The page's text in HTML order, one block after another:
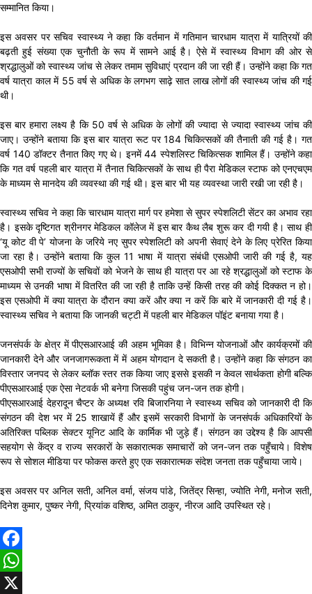
सम्मानित किया।
इस अवसर पर सचिव स्वास्थ्य ने कहा कि वर्तमान में गतिमान चारधाम यात्रा में यात्रियों की
बढ़ती हुई संख्या एक चुनौती के रूप में सामने आई है। ऐसे में स्वास्थ्य विभाग की ओर से
श्रद्धालुओं को स्वास्थ्य जांच से लेकर तमाम सुविधाएं प्रदान की जा रही हैं। उन्होंने कहा कि गत
वर्ष यात्रा काल में 55 वर्ष से अधिक के लगभग साढ़े सात लाख लोगों की स्वास्थ्य जांच की गई
थी।
इस बार हमारा लक्ष्य है कि 50 वर्ष से अधिक के लोगों की ज्यादा से ज्यादा स्वास्थ्य जांच की
जाए। उन्होंने बताया कि इस बार यात्रा रूट पर 184 चिकित्सकों की तैनाती की गई है। गत
वर्ष 140 डॉक्टर तैनात किए गए थे। इनमें 44 स्पेशलिस्ट चिकित्सक शामिल हैं। उन्होंने कहा
कि गत वर्ष पहली बार यात्रा में तैनात चिकित्सकों के साथ ही पैरा मेडिकल स्टाफ को एनएचएम
के माध्यम से मानदेय की व्यवस्था की गई थी। इस बार भी यह व्यवस्था जारी रखी जा रही है।
स्वास्थ्य सचिव ने कहा कि चारधाम यात्रा मार्ग पर हमेशा से सुपर स्पेशलिटी सेंटर का अभाव रहा
है। इसके दृष्टिगत श्रीनगर मेडिकल कॉलेज में इस बार कैथ लैब शुरू कर दी गयी है। साथ ही
‘यू कोट वी पे’ योजना के जरिये नए सुपर स्पेशलिटी को अपनी सेवाएं देने के लिए प्रेरित किया
जा रहा है। उन्होंने बताया कि कुल 11 भाषा में यात्रा संबंधी एसओपी जारी की गई है, यह
एसओपी सभी राज्यों के सचिवों को भेजने के साथ ही यात्रा पर आ रहे श्रद्धालुओं को स्टाफ के
माध्यम से उनकी भाषा में वितरित की जा रही है ताकि उन्हें किसी तरह की कोई दिक्कत न हो।
इस एसओपी में क्या यात्रा के दौरान क्या करें और क्या न करें कि बारे में जानकारी दी गई है।
स्वास्थ्य सचिव ने बताया कि जानकी चट्टी में पहली बार मेडिकल पॉइंट बनाया गया है।
जनसंपर्क के क्षेत्र में पीएसआरआई की अहम भूमिका है। विभिन्न योजनाओं और कार्यक्रमों की
जानकारी देने और जनजागरूकता में में अहम योगदान दे सकती है। उन्होंने कहा कि संगठन का
विस्तार जनपद से लेकर ब्लॉक स्तर तक किया जाए इससे इसकी न केवल सार्थकता होगी बल्कि
पीएसआरआई एक ऐसा नेटवर्क भी बनेगा जिसकी पहुंच जन-जन तक होगी।
पीएसआरआई देहरादून चैप्टर के अध्यक्ष रवि बिजारनिया ने स्वास्थ्य सचिव को जानकारी दी कि
संगठन की देश भर में 25 शाखायें हैं और इसमें सरकारी विभागों के जनसंपर्क अधिकारियों के
अतिरिक्त पब्लिक सेक्टर यूनिट आदि के कार्मिक भी जुड़े हैं। संगठन का उद्देश्य है कि आपसी
सहयोग से केंद्र व राज्य सरकारों के सकारात्मक समाचारों को जन-जन तक पहुँचाये। विशेष
रूप से सोशल मीडिया पर फोकस करते हुए एक सकारात्मक संदेश जनता तक पहुँचाया जाये।
इस अवसर पर अनिल सती, अनिल वर्मा, संजय पांडे, जितेंद्र सिन्हा, ज्योति नेगी, मनोज सती,
दिनेश कुमार, पुष्कर नेगी, प्रियांक वशिष्ठ, अमित ठाकुर, नीरज आदि उपस्थित रहे।
Facebook
WhatsApp